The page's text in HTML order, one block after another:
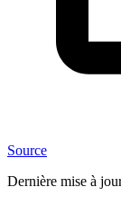
Source
Dernière mise à